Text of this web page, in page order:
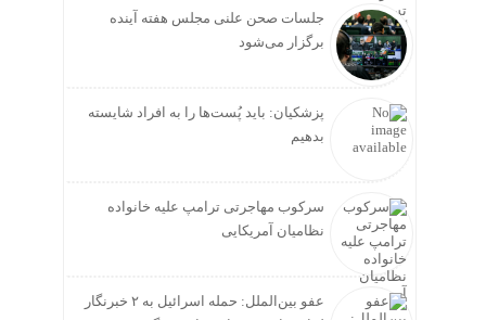
جلسات صحن علنی مجلس هفته آینده
برگزار می‌شود
پزشکیان: باید پُست‌ها را به افراد شایسته
بدهیم
سرکوب مهاجرتی ترامپ علیه خانواده
نظامیان آمریکایی
عفو بین‌الملل: حمله اسرائیل به ۲ خبرنگار